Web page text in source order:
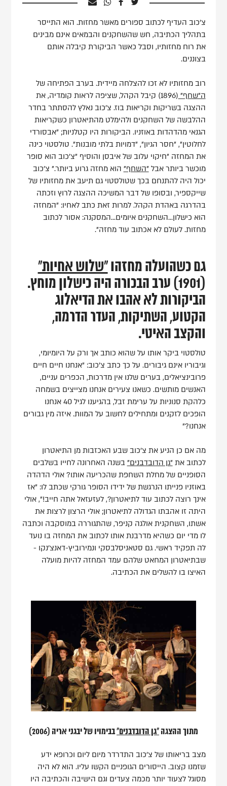
צ'כוב העדיף לכתוב ספורים מאשר מחזות. הוא התייסר
בתהליך הכתיבה, חש שהשחקנים והבמאים אינם מבינים
את רוח מחזותיו, וסבל כאשר הביקורת קיבלה אותם
בצוננים.
רוב מחזותיו לא זכו להצלחה מיידית. בערב הפתיחה של
ה"שחף"
(1896) קיבל הקהל, שציפה לראות קומדיה, את
ההצגה בשריקות וקריאות בוז. צ'כוב נאלץ להסתתר בחדר
ההלבשה של השחקנים ולהימלט מהתיאטרון כשקריאות
הגנאי מהדהדות באוזניו. הביקורות היו קטלניות; "אבסורדי
לחלוטין", "חסר הגיון", "דמויות בלתי מובנות". טולסטוי כינה
את המחזה "חיקוי עלוב של איבסן והוסיף "צ'כוב הוא סופר
מוכשר ביותר אבל"השחף" הוא מחזה גרוע ביותר." צ'כוב
יכול היה להתנחם בכך שטולסטוי גם תיעב את מחזותיו של
שייקספיר, ובסופו של דבר המשיכה ההצגה לרוץ וזכתה
בהדרגה באהדת הקהל. למרות זאת כתב לאחיו: "המחזה
הוא כישלון...השחקנים איומים...המסקנה: אסור לכתוב
מחזות. לעולם לא אכתוב עוד מחזה".
גם כשהועלה מחזהו"שלוש אחיות"
(1901) ערב הבכורה היה כישלון מוחץ.
הביקורות לא אהבו את הדיאלוג
הקטוע, השתיקות, העדר הדרמה,
והקצב האיטי.
טולסטוי ביקר אותו על שהוא כותב אך ורק על היומיומי,
וגיבוריו אינם גיבורים. על כך כתב צ'כוב: "אנחנו חיים חיים
פרובינציאלים, בערים שלנו אין מדרכות, הכפרים עניים,
האנשים מותשים. כשאנו צעירים אנחנו מצייצים בשמחה
כלהקת סנוניות על ערימת זבל, בהגיענו לגיל 40 אנחנו
הופכים לזקנים ומתחילים לחשוב על המוות. איזה מין גבורים
אנחנו?"
מה אם כן הניע את צ'כוב שבע האכזבות מן התיאטרון
לכתוב את"גן הדובדבנים" בשנה האחרונה לחייו בשלבים
הסופניים של מחלת השחפת שהכריעה אותו? אולי הדהדה
באוזניו פנייתו הנרגשת של ידידו הסופר גורקי שכתב לו: "אז
אינך רוצה לכתוב עוד לתיאטרון?, לעזעזאל אתה חייב!", אולי
היתה זו אהבתו הגדולה לתיאטרון; אולי הרצון לרצות את
אשתו, השחקנית אולגה קניפר, שהתגוררה במוסקבה וכתבה
לו מדי יום כשהיא מדרבנת אותו לכתוב את המחזה בו נועד
לה תפקיד ראשי. גם סטאניסלבסקי ונמירוביץ-דאנצ'נקו -
שבתיאטרון המחאט שלהם עמד המחזה להיות מועלה
האיצו בו להשלים את הכתיבה.
מתוך ההצגה "גן הדובדבנים"בבימויו של יבגני אריה (2006)
מצב בריאותו של צ'כוב התדרדר מיום ליום וכרופא ידע
שזמנו קצוב. הייסורים הגופניים הקשו עליו. הוא לא היה
מסוגל לצעוד יותר מכמה צעדים וגם הישיבה והכתיבה היו